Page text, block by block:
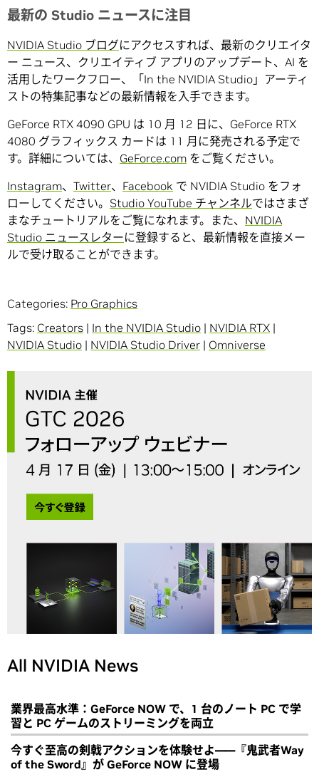
最新の Studio ニュースに注目
NVIDIA Studio ブログにアクセスすれば、最新のクリエイタ
ー ニュース、クリエイティブ アプリのアップデート、AI を
活用したワークフロー、「In the NVIDIA Studio」アーティ
ストの特集記事などの最新情報を入手できます。
GeForce RTX 4090 GPU は 10 月 12 日に、GeForce RTX
4080 グラフィックス カードは 11 月に発売される予定で
す。詳細については、 GeForce.com をご覧ください。
Instagram、 Twitter、 Facebook で NVIDIA Studio をフォ
ローしてください。 Studio YouTube チャンネルではさまざ
まなチュートリアルをご覧になれます。また、 NVIDIA
Studio ニュースレターに登録すると、最新情報を直接メー
ルで受け取ることができます。
Categories: Pro Graphics
Tags: Creators | In the NVIDIA Studio | NVIDIA RTX |
NVIDIA Studio | NVIDIA Studio Driver | Omniverse
All NVIDIA News
業界最高水準：GeForce NOW で、1 台のノート PC で学
習と PC ゲームのストリーミングを両立
今すぐ至高の剣戟アクションを体験せよ――『鬼武者Way
of the Sword』が GeForce NOW に登場